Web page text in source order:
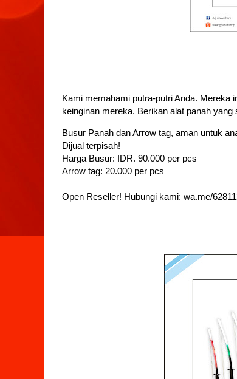
Kami memahami putra-putri Anda. Mereka
keinginan mereka. Berikan alat panah
Busur Panah dan Arrow tag, aman untuk
Dijual terpisah!
Harga Busur: IDR. 90.000 per pcs
Arrow tag: 20.000 per pcs
Open Reseller! Hubungi kami: wa.me/